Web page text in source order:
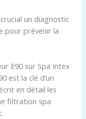
un diagnostic
pour prévenir la
E90 sur Spa Intex
est la clé d’un
en détail les
filtration spa